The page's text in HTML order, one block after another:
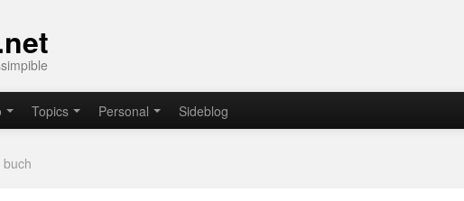
Topics Personal Sideblog